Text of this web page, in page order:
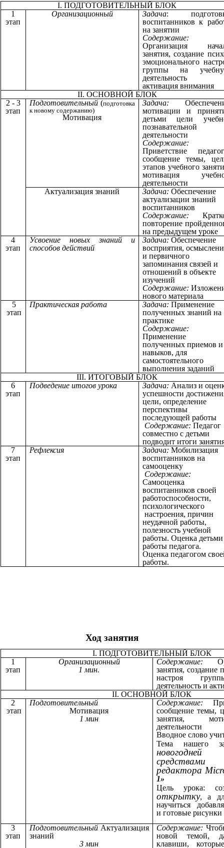
I. ПОДГОТОВИТЕЛЬНЫЙ БЛОК
1
этап
Организационный Задача:
воспитанников к
на занятии
Содержание:
Организация
занятия, создание
эмоционального
группы на
деятельность
активация внимания
II. ОСНОВНОЙ БЛОК
2 - 3
этап
Подготовительный (подготовка
к новому содержанию)
Мотивация
Задача:
мотивации и
детьми цели
познавательной
деятельности
Содержание:
Приветствие
сообщение темы,
этапов учебного
мотивация
деятельности
Актуализация знаний
Задача: Обеспечение
актуализации знаний
воспитанников
Содержание:
повторение
на предыдущем уроке
4
этап
Усвоение новых знаний и
способов действий
Задача: Обеспечение
восприятия,
и первичного
запоминания связей и
отношений в объекте
изучений
Содержание:
нового материала
5
этап
Практическая работа Задача: Применение
полученных знаний на
практике
Содержание:
Применение
полученных приемов и
навыков, для
самостоятельного
выполнения заданий
III.ИТОГОВЫЙ БЛОК
6
этап
Подведение итогов урока Задача: Анализ и
успешности
цели, определение
перспективы
последующей работы
Содержание: Педагог
совместно с детьми
подводит итоги
7
этап
Рефлексия Задача: Мобилизация
воспитанников на
самооценку
Содержание:
Самооценка
воспитанников своей
работоспособности,
психологического
настроения, причин
неудачной работы,
полезность учебной
работы. Оценка детьми
работы педагога.
Оценка педагогом
работы.
Ход занятия
I. ПОДГОТОВИТЕЛЬНЫЙ БЛОК
1
этап
Организационный
1 мин.
Содержание:
занятия, создание
настроя
деятельность и
II. ОСНОВНОЙ БЛОК
2
этап
Подготовительный
Мотивация
1 мин
Содержание:
сообщение темы,
занятия,
деятельности
Вводное слово
Тема нашего
редактора
1»
Цель урока:
открытку, а
научиться
и готовые рисунки
3
этап
Подготовительный Актуализация
знаний
3 мин
Содержание:
новой темой,
клавиши,